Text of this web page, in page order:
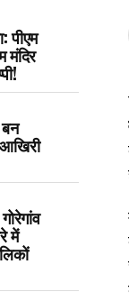
पीएम
मंदिर
में